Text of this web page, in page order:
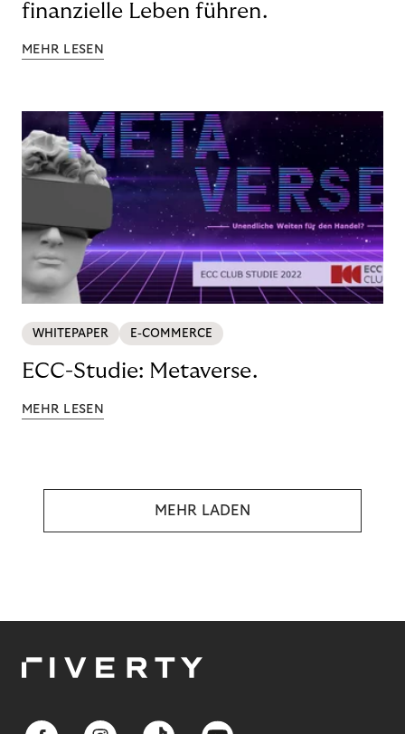
finanzielle Leben führen.
MEHR LESEN
WHITEPAPER E-COMMERCE
ECC-Studie: Metaverse.
MEHR LESEN
MEHR LADEN